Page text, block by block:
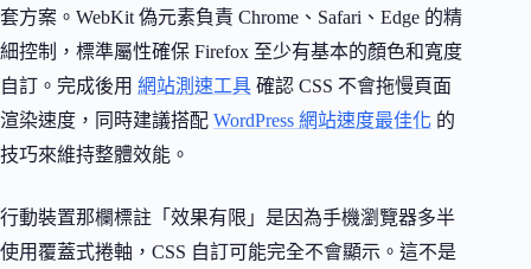
套方案。WebKit 偽元素負責 Chrome、Safari、Edge 的精
細控制，標準屬性確保 Firefox 至少有基本的顏色和寬度
自訂。完成後用 網站測速工具 確認 CSS 不會拖慢頁面
渲染速度，同時建議搭配 WordPress 網站速度最佳化 的
技巧來維持整體效能。
行動裝置那欄標註「效果有限」是因為手機瀏覽器多半
使用覆蓋式捲軸，CSS 自訂可能完全不會顯示。這不是